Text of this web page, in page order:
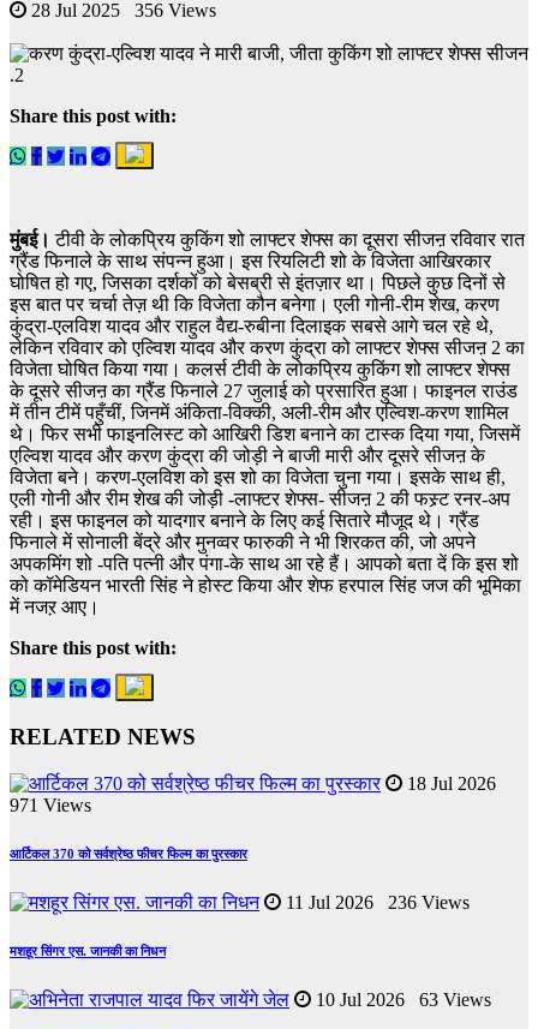
28 Jul 2025 356 Views
Share this post with:
मुंबई। टीवी के लोकप्रिय कुकिंग शो लाफ्टर शेफ्स का दूसरा सीजऩ रविवार रात
ग्रैंड फिनाले के साथ संपन्न हुआ। इस रियलिटी शो के विजेता आखिरकार
घोषित हो गए, जिसका दर्शकों को बेसब्री से इंतज़ार था। पिछले कुछ दिनों से
इस बात पर चर्चा तेज़ थी कि विजेता कौन बनेगा। एली गोनी-रीम शेख, करण
कुंद्रा-एलविश यादव और राहुल वैद्य-रुबीना दिलाइक सबसे आगे चल रहे थे,
लेकिन रविवार को एल्विश यादव और करण कुंद्रा को लाफ्टर शेफ्स सीजऩ 2 का
विजेता घोषित किया गया। कलर्स टीवी के लोकप्रिय कुकिंग शो लाफ्टर शेफ्स
के दूसरे सीजऩ का ग्रैंड फिनाले 27 जुलाई को प्रसारित हुआ। फाइनल राउंड
में तीन टीमें पहुँचीं, जिनमें अंकिता-विक्की, अली-रीम और एल्विश-करण शामिल
थे। फिर सभी फाइनलिस्ट को आखिरी डिश बनाने का टास्क दिया गया, जिसमें
एल्विश यादव और करण कुंद्रा की जोड़ी ने बाजी मारी और दूसरे सीजऩ के
विजेता बने। करण-एलविश को इस शो का विजेता चुना गया। इसके साथ ही,
एली गोनी और रीम शेख की जोड़ी -लाफ्टर शेफ्स- सीजऩ 2 की फस्र्ट रनर-अप
रही। इस फाइनल को यादगार बनाने के लिए कई सितारे मौजूद थे। ग्रैंड
फिनाले में सोनाली बेंद्रे और मुनव्वर फारुकी ने भी शिरकत की, जो अपने
अपकमिंग शो -पति पत्नी और पंगा-के साथ आ रहे हैं। आपको बता दें कि इस शो
को कॉमेडियन भारती सिंह ने होस्ट किया और शेफ हरपाल सिंह जज की भूमिका
में नजऱ आए।
Share this post with:
RELATED NEWS
18 Jul 2026
971 Views
आर्टिकल 370 को सर्वश्रेष्ठ फीचर फिल्म का पुरस्कार
11 Jul 2026 236 Views
मशहूर सिंगर एस. जानकी का निधन
10 Jul 2026 63 Views